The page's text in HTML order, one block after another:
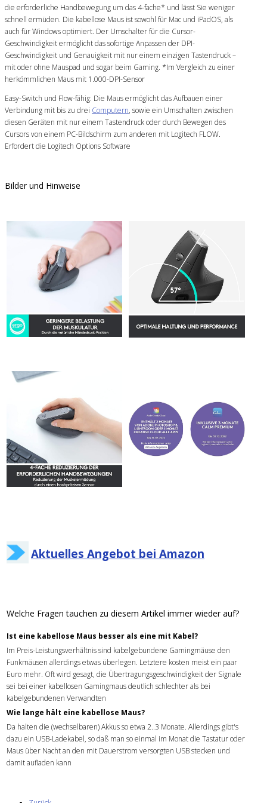
die erforderliche Handbewegung um das 4-fache* und lässt Sie weniger
schnell ermüden. Die kabellose Maus ist sowohl für Mac und iPadOS, als
auch für Windows optimiert. Der Umschalter für die Cursor-
Geschwindigkeit ermöglicht das sofortige Anpassen der DPI-
Geschwindigkeit und Genauigkeit mit nur einem einzigen Tastendruck –
mit oder ohne Mauspad und sogar beim Gaming. *Im Vergleich zu einer
herkömmlichen Maus mit 1.000-DPI-Sensor
Easy-Switch und Flow-fähig: Die Maus ermöglicht das Aufbauen einer
Verbindung mit bis zu drei Computern, sowie ein Umschalten zwischen
diesen Geräten mit nur einem Tastendruck oder durch Bewegen des
Cursors von einem PC-Bildschirm zum anderen mit Logitech FLOW.
Erfordert die Logitech Options Software
Bilder und Hinweise
Aktuelles Angebot bei Amazon
Welche Fragen tauchen zu diesem Artikel immer wieder auf?
Ist eine kabellose Maus besser als eine mit Kabel?
Im Preis-Leistungsverhältnis sind kabelgebundene Gamingmäuse den
Funkmäusen allerdings etwas überlegen. Letztere kosten meist ein paar
Euro mehr. Oft wird gesagt, die Übertragungsgeschwindigkeit der Signale
sei bei einer kabellosen Gamingmaus deutlich schlechter als bei
kabelgebundenen Verwandten
Wie lange hält eine kabellose Maus?
Da halten die (wechselbaren) Akkus so etwa 2..3 Monate. Allerdings gibt's
dazu ein USB-Ladekabel, so daß man so einmal im Monat die Tastatur oder
Maus über Nacht an den mit Dauerstrom versorgten USB stecken und
damit aufladen kann